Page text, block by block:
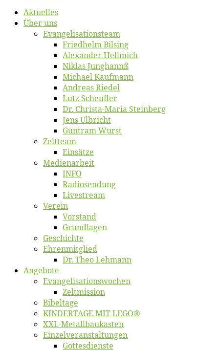
Ak­tu­el­les
Über uns
Evangelisa­tions­team
Fried­helm Bilsing
Alex­an­der Hellmich
Ni­klas Junghannß
Mi­cha­el Kaufmann
An­dre­as Riedel
Lutz Scheuf­ler
Dr. Chris­­ta-Ma­ria Steinberg
Jens Ulb­richt
Gun­tram Wurst
Zelt­team
Ein­sät­ze
Me­di­en­ar­beit
INFO
Ra­dio­sen­dung
Live­stream
Ver­ein
Vor­stand
Grund­la­gen
Ge­schich­te
Eh­ren­mit­glied
Dr. Theo Lehmann
An­ge­bo­te
Evangelisa­tions­wo­chen
Zelt­mis­si­on
Bi­bel­ta­ge
KINDERTAGE MIT LEGO®
XXL-Me­­tal­l­­bau­­kas­­ten
Einzelver­an­stal­tungen
Got­tes­diens­te